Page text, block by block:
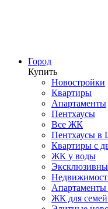
Город
Купить
Новостройки
Квартиры
Апартаменты
Пентхаусы
Все ЖК
Пентхаусы в
Квартиры с
ЖК у воды
ЖК для семей